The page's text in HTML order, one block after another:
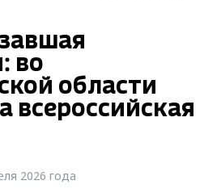
во
области
всероссийская
2026 года